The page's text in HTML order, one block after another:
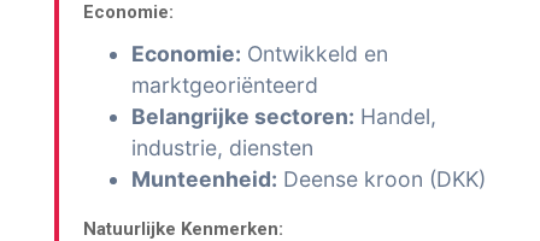
Economie:
Economie: Ontwikkeld en
marktgeoriënteerd
Belangrijke sectoren: Handel,
industrie, diensten
Munteenheid: Deense kroon (DKK)
Natuurlijke Kenmerken: